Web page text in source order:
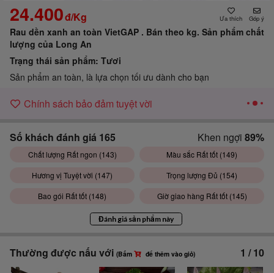
24.400đ/Kg Góp ý
Rau dền xanh an toàn VietGAP . Bán theo kg. Sản phẩm chất
lượng của Long An
Trạng thái sản phẩm: Tươi
Sản phẩm an toàn, là lựa chọn tối ưu dành cho bạn
Chính sách bảo đảm tuyệt vời
Số khách đánh giá 165 Khen ngợi 89%
Chất lượng Rất ngon (143) Màu sắc Rất tốt (149)
Hương vị Tuyệt vời (147) Trọng lượng Đủ (154)
Bao gói Rất tốt (148) Giờ giao hàng Rất tốt (145)
Đánh giá sản phẩm này
Thường được nấu với (Bấm để thêm vào giỏ) 1 /10